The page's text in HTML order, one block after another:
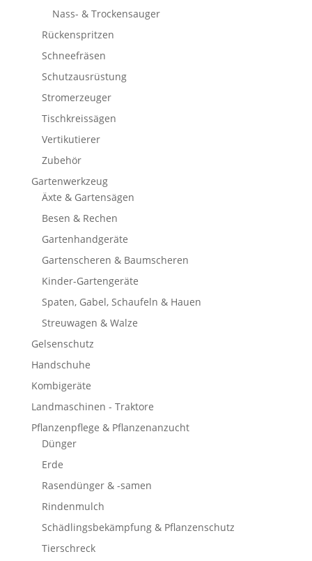
Nass- & Trockensauger
Rückenspritzen
Schneefräsen
Schutzausrüstung
Stromerzeuger
Tischkreissägen
Vertikutierer
Zubehör
Gartenwerkzeug
Äxte & Gartensägen
Besen & Rechen
Gartenhandgeräte
Gartenscheren & Baumscheren
Kinder-Gartengeräte
Spaten, Gabel, Schaufeln & Hauen
Streuwagen & Walze
Gelsenschutz
Handschuhe
Kombigeräte
Landmaschinen - Traktore
Pflanzenpflege & Pflanzenanzucht
Dünger
Erde
Rasendünger & -samen
Rindenmulch
Schädlingsbekämpfung & Pflanzenschutz
Tierschreck